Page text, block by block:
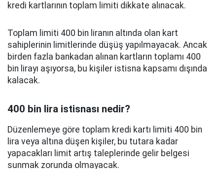
kredi kartlarının toplam limiti dikkate alınacak.
Toplam limiti 400 bin liranın altında olan kart
sahiplerinin limitlerinde düşüş yapılmayacak. Ancak
birden fazla bankadan alınan kartların toplamı 400
bin lirayı aşıyorsa, bu kişiler istisna kapsamı dışında
kalacak.
400 bin lira istisnası nedir?
Düzenlemeye göre toplam kredi kartı limiti 400 bin
lira veya altına düşen kişiler, bu tutara kadar
yapacakları limit artış taleplerinde gelir belgesi
sunmak zorunda olmayacak.